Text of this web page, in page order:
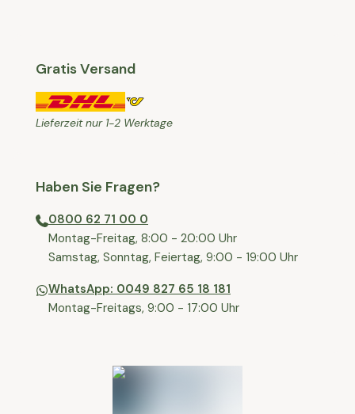
Gratis Versand
Lieferzeit nur 1-2 Werktage
Haben Sie Fragen?
0800 62 71 00 0
⁠⁠Montag-Freitag, 8:00 - 20:00 Uhr
⁠Samstag, Sonntag, Feiertag, 9:00 - 19:00 Uhr
WhatsApp: 0049 827 65 18 181
Montag-Freitags, 9:00 - 17:00 Uhr